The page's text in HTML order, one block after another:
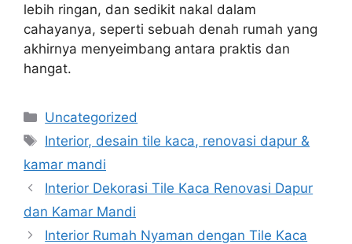
lebih ringan, dan sedikit nakal dalam
cahayanya, seperti sebuah denah rumah yang
akhirnya menyeimbang antara praktis dan
hangat.
Categories
Uncategorized
Tags
Interior, desain tile kaca, renovasi dapur &
kamar mandi
Interior Dekorasi Tile Kaca Renovasi Dapur
dan Kamar Mandi
Interior Rumah Nyaman dengan Tile Kaca